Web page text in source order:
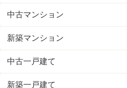
中古マンション
新築マンション
中古一戸建て
新築一戸建て